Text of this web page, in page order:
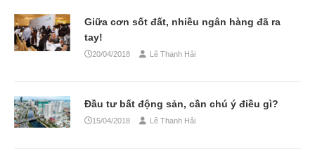
Giữa cơn sốt đất, nhiều ngân hàng đã ra
tay!
20/04/2018 Lê Thanh Hải
Đầu tư bất động sản, cần chú ý điều gì?
15/04/2018 Lê Thanh Hải